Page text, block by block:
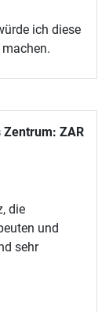
ich diese
Zentrum: ZAR
die
und
sehr